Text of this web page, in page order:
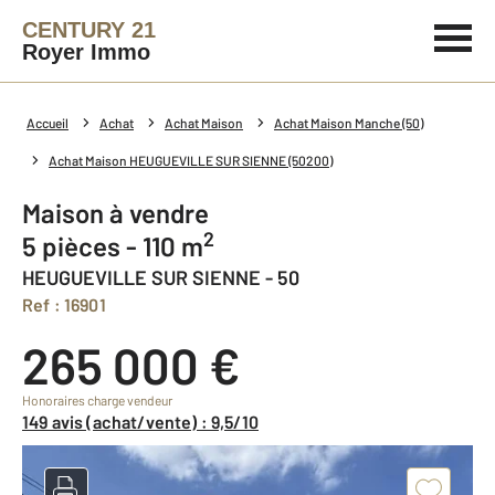
CENTURY 21
Royer Immo
Accueil Achat Achat Maison Achat Maison Manche (50)
Achat Maison HEUGUEVILLE SUR SIENNE (50200)
Maison à vendre
5 pièces - 110 m2
HEUGUEVILLE SUR SIENNE - 50
Ref : 16901
265 000 €
Honoraires charge vendeur
149 avis (achat/vente) : 9,5/10